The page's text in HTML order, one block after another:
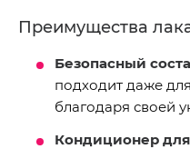
Преимущества
Безопасный
подходит даже
благодаря своей
Кондиционер